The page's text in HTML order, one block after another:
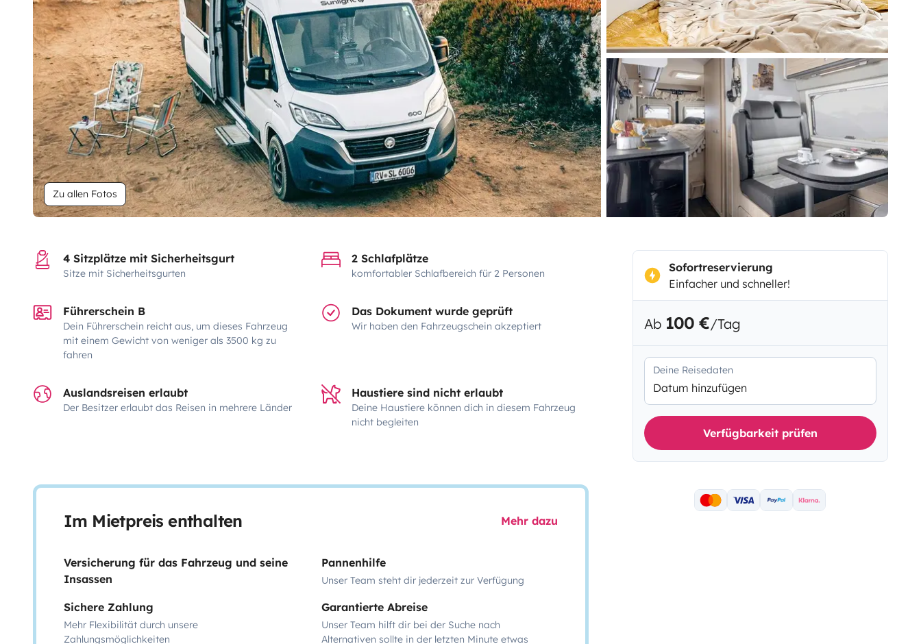
Zu allen Fotos
4 Sitzplätze mit Sicherheitsgurt
Sitze mit Sicherheitsgurten
2 Schlafplätze
komfortabler Schlafbereich für 2 Personen
Führerschein B
Dein Führerschein reicht aus, um dieses Fahrzeug
mit einem Gewicht von weniger als 3500 kg zu
fahren
Das Dokument wurde geprüft
Wir haben den Fahrzeugschein akzeptiert
Auslandsreisen erlaubt
Der Besitzer erlaubt das Reisen in mehrere Länder
Haustiere sind nicht erlaubt
Deine Haustiere können dich in diesem Fahrzeug
nicht begleiten
Im Mietpreis enthalten Mehr dazu
Versicherung für das Fahrzeug und seine
Insassen
Pannenhilfe
Unser Team steht dir jederzeit zur Verfügung
Sichere Zahlung
Mehr Flexibilität durch unsere
Zahlungsmöglichkeiten
Garantierte Abreise
Unser Team hilft dir bei der Suche nach
Alternativen sollte in der letzten Minute etwas
Sofortreservierung
Einfacher und schneller!
Ab 100 €/Tag
Deine Reisedaten
Datum hinzufügen
Verfügbarkeit prüfen